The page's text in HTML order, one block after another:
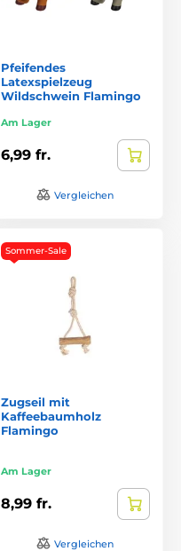
Pfeifendes
Latexspielzeug
Wildschwein Flamingo
Am Lager
6,99 fr.
Vergleichen
Sommer-Sale
Zugseil mit
Kaffeebaumholz
Flamingo
Am Lager
8,99 fr.
Vergleichen